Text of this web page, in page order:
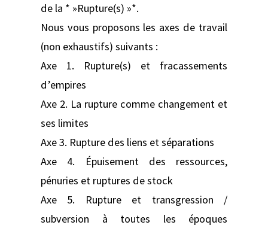
de la * »Rupture(s) »*.
Nous vous proposons les axes de travail
(non exhaustifs) suivants :
Axe 1. Rupture(s) et fracassements
d’empires
Axe 2. La rupture comme changement et
ses limites
Axe 3. Rupture des liens et séparations
Axe 4. Épuisement des ressources,
pénuries et ruptures de stock
Axe 5. Rupture et transgression /
subversion à toutes les époques